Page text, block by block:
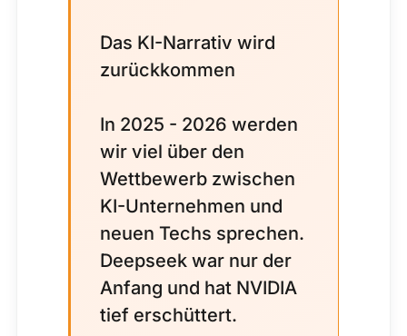
Das KI-Narrativ wird
zurückkommen
In 2025 - 2026 werden
wir viel über den
Wettbewerb zwischen
KI-Unternehmen und
neuen Techs sprechen.
Deepseek war nur der
Anfang und hat NVIDIA
tief erschüttert.